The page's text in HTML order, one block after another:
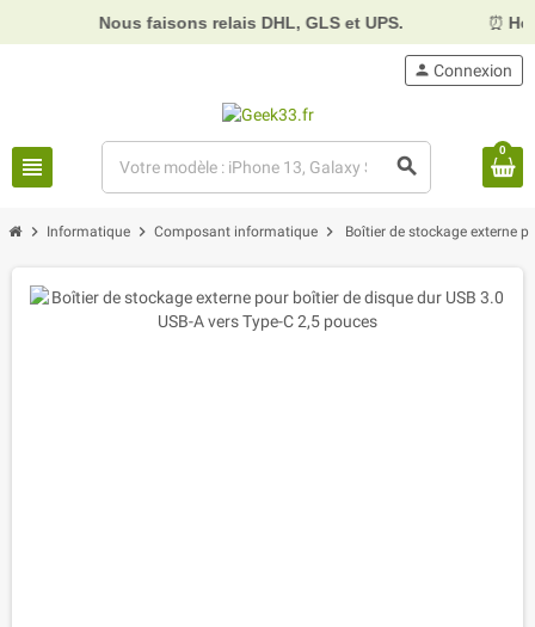
Nous faisons relais DHL, GLS et UPS.
view_headline search
person Connexion
0
chevron_right Informatique chevron_right Composant informatique chevron_right Boîtier de stockage externe